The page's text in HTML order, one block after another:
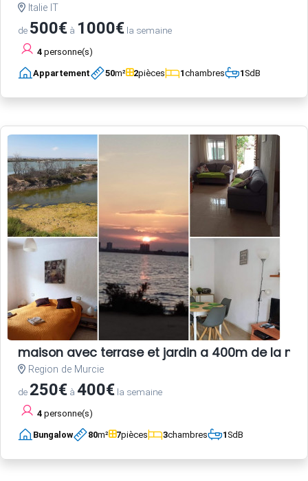
Italie IT
de 500€ à 1000€ la semaine
4 personne(s)
Appartement 50m² 2pièces 1chambres 1SdB
maison avec terrase et jardin a 400m de la mer
Region de Murcie
de 250€ à 400€ la semaine
4 personne(s)
Bungalow 80m² 7pièces 3chambres 1SdB